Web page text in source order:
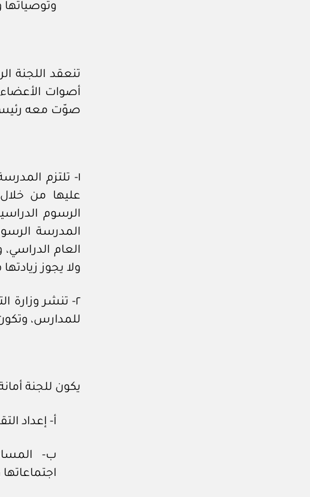
وتوصياتها
تنعقد اللجنة
أصوات
صوّت معه رئيس
١- تلتزم
عليها من خلال
المدرسة
العام
ولا يجوز
٢- تنشر وزارة
للمدارس،
يكون للجنة
أ- إعداد
ب-